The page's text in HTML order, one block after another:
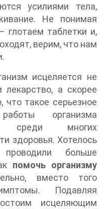
усилиями тела,
Не понимая
глотаем таблетки и,
верим, что нам
исцеляется не
а скорее
что такое серьезное
организма
среди многих
здоровья. Хотелось
больше
помочь организму
вместо того
Подавляя
исцеляющим